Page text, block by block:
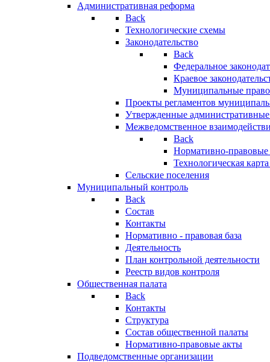
Административная реформа
Back
Технологические схемы
Законодательство
Back
Федеральное
Краевое
Муниципальные
Проекты регламентов
Утвержденные
Межведомственное
Back
Нормативно-правовые
Технологическая
Сельские поселения
Муниципальный контроль
Back
Состав
Контакты
Нормативно - правовая база
Деятельность
План контрольной деятельности
Реестр видов контроля
Общественная палата
Back
Контакты
Структура
Состав общественной палаты
Нормативно-правовые акты
Подведомственные организации